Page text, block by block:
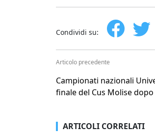
Condividi su:
Articolo precedente
Campionati nazionali
finale del Cus Molise
ARTICOLI CORRELATI